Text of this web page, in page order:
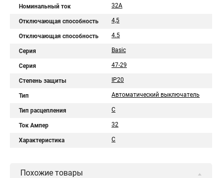
Номинальный ток 32А
Отключающая способность 4,5
Отключающая способность 4.5
Серия Basic
Серия 47-29
Степень защиты IP20
Тип Автоматический выключатель
Тип расцепления C
Ток Ампер 32
Характеристика C
Похожие товары